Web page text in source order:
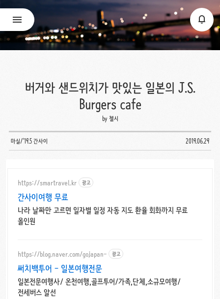
버거와 샌드위치가 맛있는 일본의 J.S.
Burgers cafe
by 첼시
마실/'19.5 간사이 2019.06.29
https://smartravel.kr 광고
간사이여행 무료
나라 날짜만 고르면 일자별 일정 자동 지도 환율 회화까지 무료
올인원
https://blog.naver.com/gojapan- 광고
써치백투어 - 일본여행전문
일본전문여행사/ 온천여행,골프투어/가족,단체,소규모여행/
전세버스 알선